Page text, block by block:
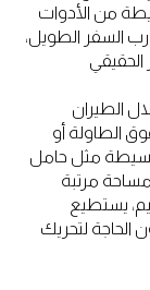
من الأدوات
السفر الطويل،
الحقيقي
الطيران
الطاولة أو
بسيطة مثل حامل
مرتبة
يستطيع
الحاجة لتحريك